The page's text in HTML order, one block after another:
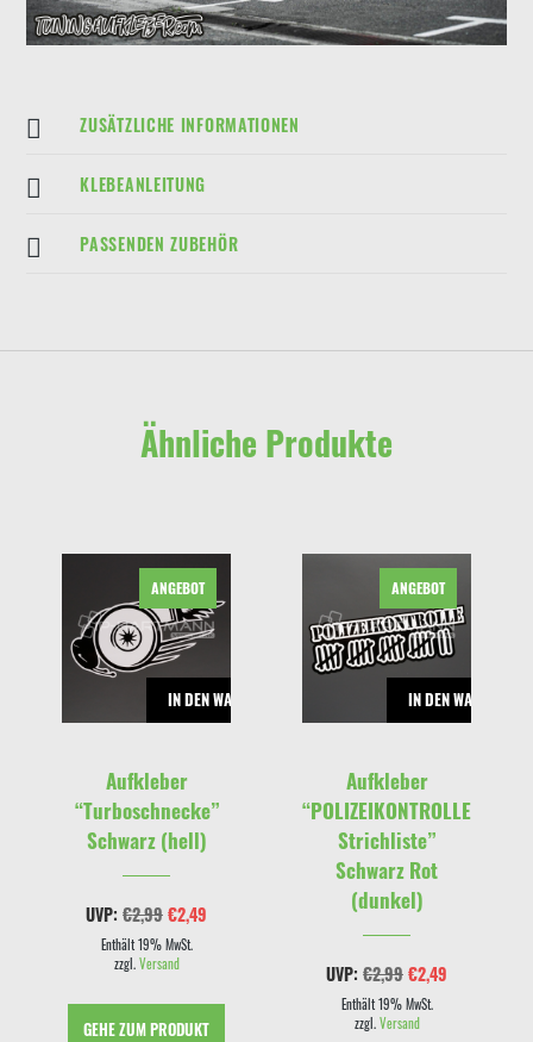
ZUSÄTZLICHE INFORMATIONEN
KLEBEANLEITUNG
PASSENDEN ZUBEHÖR
Ähnliche Produkte
IN DEN WARENKORB
ANGEBOT
Aufkleber
“Turboschnecke”
Schwarz (hell)
UVP: €2,99Ursprünglicher
Preis
war:
€2,99
€2,49
Enthält 19% MwSt.
zzgl.Versand
GEHE ZUM PRODUKT
IN DEN
ANGEBOT
Aufkleber
“POLIZEIKONTROLLE
Strichliste”
Schwarz Rot
(dunkel)
UVP: €2,99Ursprünglicher
Preis
war:
€2,99
€2,49
Enthält 19% MwSt.
zzgl.Versand